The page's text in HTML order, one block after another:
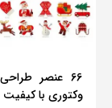
66 عنصر
وکتوری با